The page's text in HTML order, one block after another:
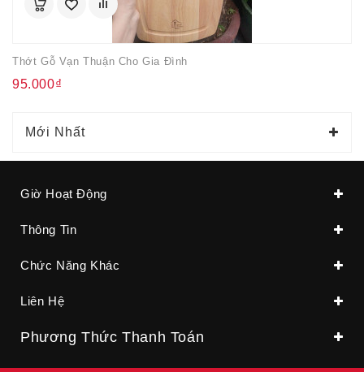
Thớt Gỗ Vạn Thuận Cho Gia Đình
95.000₫
Mới Nhất
Giờ Hoạt Động
Thông Tin
Chức Năng Khác
Liên Hệ
Phương Thức Thanh Toán